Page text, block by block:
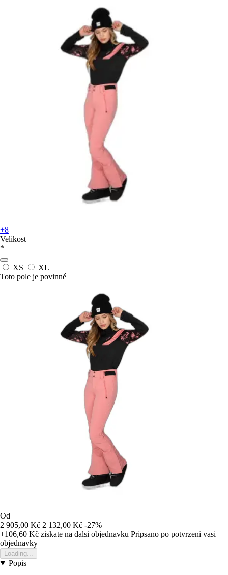
+8
Velikost
*
XS
XL
Toto pole je povinné
Od
2 905,00 Kč 2 132,00 Kč -27%
+106,60 Kč ziskate na dalsi objednavku Pripsano po potvrzeni vasi
objednavky
Loading...
Popis